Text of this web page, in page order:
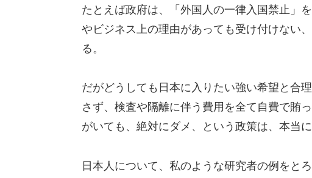
たとえば政府は、「外国人の一律入国禁止」
やビジネス上の理由があっても受け付けない
る。
だがどうしても日本に入りたい強い希望と合
さず、検査や隔離に伴う費用を全て自費で賄
がいても、絶対にダメ、という政策は、本当
日本人について、私のような研究者の例をと